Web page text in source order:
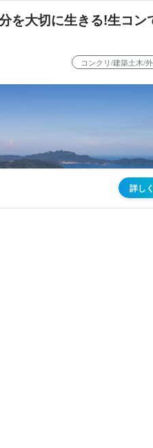
を大切に生きる!生コン
コンクリ/建築土木/
詳し